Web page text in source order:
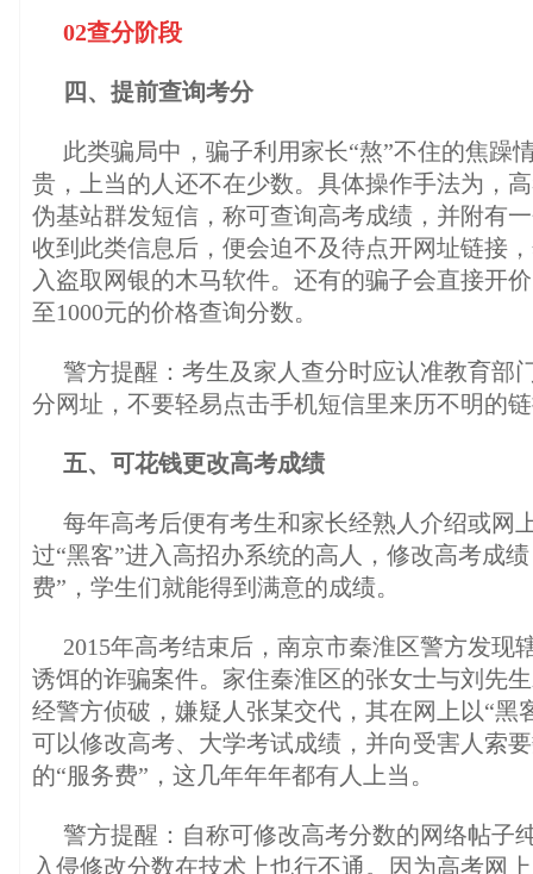
02查分阶段
四、提前查询考分
此类骗局中，骗子利用家长“熬”不住的焦躁
贵，上当的人还不在少数。具体操作手法为，
伪基站群发短信，称可查询高考成绩，并附有
收到此类信息后，便会迫不及待点开网址链接
入盗取网银的木马软件。还有的骗子会直接开
至1000元的价格查询分数。
警方提醒：考生及家人查分时应认准教育部
分网址，不要轻易点击手机短信里来历不明的
五、可花钱更改高考成绩
每年高考后便有考生和家长经熟人介绍或网
过“黑客”进入高招办系统的高人，修改高考成
费”，学生们就能得到满意的成绩。
2015年高考结束后，南京市秦淮区警方发现
诱饵的诈骗案件。家住秦淮区的张女士与刘先
经警方侦破，嫌疑人张某交代，其在网上以“黑
可以修改高考、大学考试成绩，并向受害人索
的“服务费”，这几年年年都有人上当。
警方提醒：自称可修改高考分数的网络帖子
入侵修改分数在技术上也行不通。因为高考网